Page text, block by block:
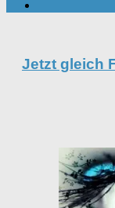
Jetzt gleich